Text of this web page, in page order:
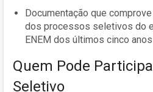
Documentação que
dos processos seletivos do
ENEM dos últimos cinco anos
Quem Pode
Seletivo